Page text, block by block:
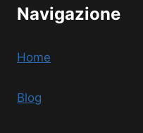
Navigazione
Home
Blog